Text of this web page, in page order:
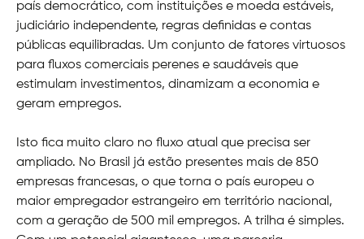
país democrático, com instituições e moeda estáveis,
judiciário independente, regras definidas e contas
públicas equilibradas. Um conjunto de fatores virtuosos
para fluxos comerciais perenes e saudáveis que
estimulam investimentos, dinamizam a economia e
geram empregos.
Isto fica muito claro no fluxo atual que precisa ser
ampliado. No Brasil já estão presentes mais de 850
empresas francesas, o que torna o país europeu o
maior empregador estrangeiro em território nacional,
com a geração de 500 mil empregos. A trilha é simples.